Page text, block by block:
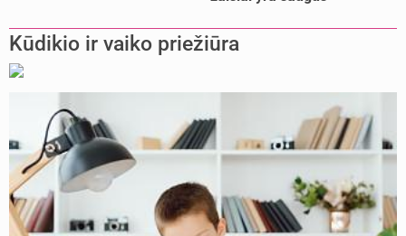
Kūdikio ir vaiko priežiūra